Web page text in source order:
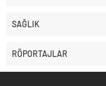
SAĞLIK
RÖPORTAJLAR